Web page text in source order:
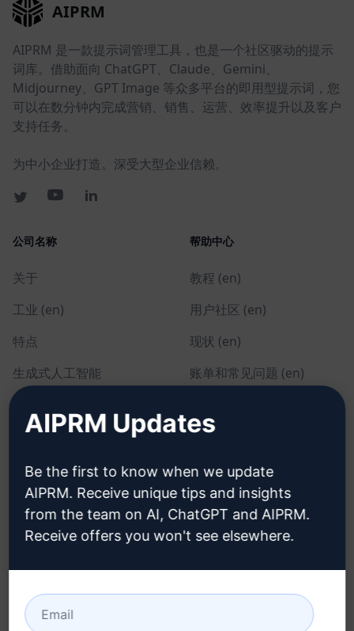
AIPRM
AIPRM 是一款提示词管理工具，也是一个社区驱动的提示
词库。借助面向 ChatGPT、Claude、Gemini、
Midjourney、GPT Image 等众多平台的即用型提示词，您
可以在数分钟内完成营销、销售、运营、效率提升以及客户
支持任务。
为中小企业打造。深受大型企业信赖。
公司名称
关于
工业 (en)
特点
生成式人工智能
团队定价 (en)
Blog (en)
帮助中心
教程 (en)
用户社区 (en)
现状 (en)
账单和常见问题 (en)
法律
可接受使用政策 (en)
使用条款 (en)
下载
谷歌浏览器 (en)
AIPRM Updates
Be the first to know when we update
AIPRM. Receive unique tips and insights
from the team on AI, ChatGPT and AIPRM.
Receive offers you won't see elsewhere.